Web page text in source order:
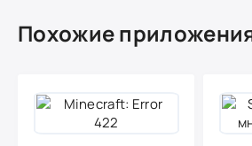
Похожие